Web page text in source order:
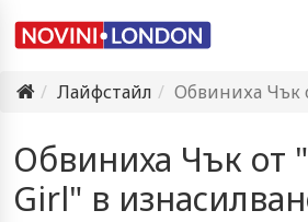
Лайфстайл
Обвиниха Чък от
Обвиниха Чък от
Girl" в